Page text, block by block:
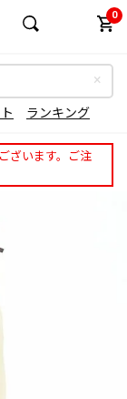
0
ランキング
ざいます。ご注